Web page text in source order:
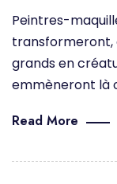
Peintres-
transformeront,
grands en
emmèneront là
Read More